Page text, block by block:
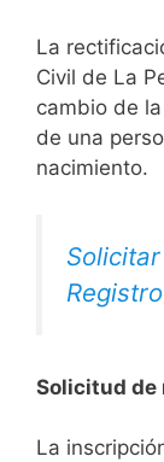
La
Civil de La
cambio de
de una
nacimiento.
Solicitud de
La